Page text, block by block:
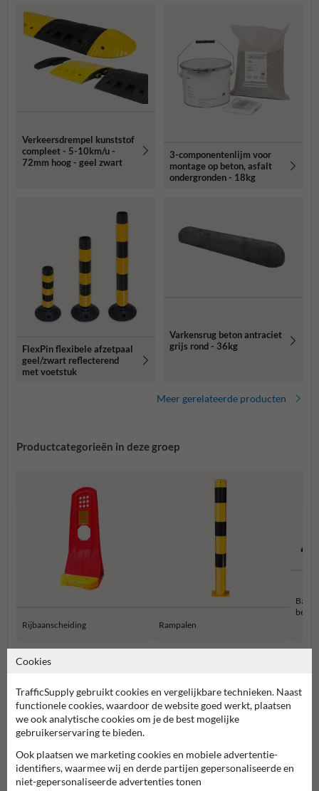
Verkeersdrempel kunststof
compleet - 5-10km/u -
72mm hoog - geel zwart
3-componentenlijm voor
montage op beton, asfalt
ondergronden - 18kg
FlexPin flexibele afzetpaal
geel/zwart reflecterend
met voetstuk
Varkensrug beton antraciet
grijs rond - 36kg
Meer gerelateerde producten
Productcategorieën in deze groep
Rijbaanscheiding Rampalen
Cookies
TrafficSupply gebruikt cookies en vergelijkbare technieken. Naast
functionele cookies, waardoor de website goed werkt, plaatsen
we ook analytische cookies om je de best mogelijke
gebruikerservaring te bieden.
Ook plaatsen we marketing cookies en mobiele advertentie-
identifiers, waarmee wij en derde partijen gepersonaliseerde en
niet-gepersonaliseerde advertenties tonen